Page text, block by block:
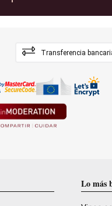
Transferencia
Lo más